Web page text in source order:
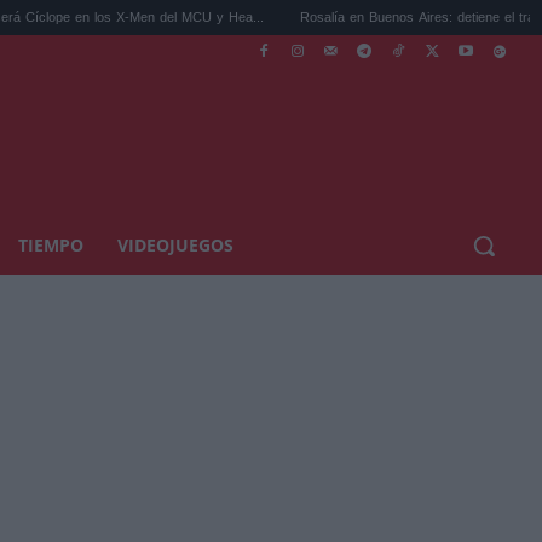
X-Men del MCU y Hea... Rosalía en Buenos Aires: detiene el tráfico y se s...
TIEMPO VIDEOJUEGOS